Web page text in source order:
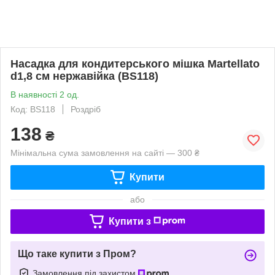
Насадка для кондитерського мішка Martellato
d1,8 см нержавійка (BS118)
В наявності 2 од.
Код: BS118
Роздріб
138 ₴
Мінімальна сума замовлення на сайті — 300 ₴
Купити
або
Купити з
Що таке купити з Пром?
Замовлення під захистом